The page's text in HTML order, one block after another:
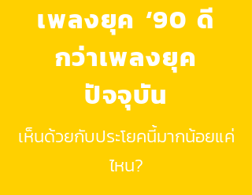
เห็นด้วยกับประโยคนี้มากน้อยแค่
ไหน?
เพลงยุค ‘90 ดี
กว่าเพลงยุค
ปัจจุบัน